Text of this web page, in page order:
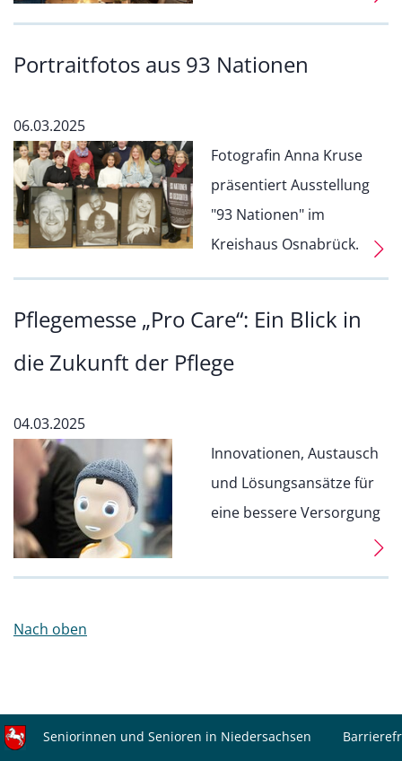
Portraitfotos aus 93 Nationen
06.03.2025
Fotografin Anna Kruse
präsentiert Ausstellung
"93 Nationen" im
Kreishaus Osnabrück.
Pflegemesse „Pro Care“: Ein Blick in
die Zukunft der Pflege
04.03.2025
Innovationen, Austausch
und Lösungsansätze für
eine bessere Versorgung
Nach oben
Seniorinnen und Senioren in Niedersachsen